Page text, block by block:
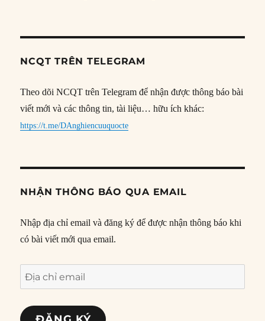
NCQT TRÊN TELEGRAM
Theo dõi NCQT trên Telegram để nhận được thông báo bài
viết mới và các thông tin, tài liệu… hữu ích khác:
https://t.me/DAnghiencuuquocte
NHẬN THÔNG BÁO QUA EMAIL
Nhập địa chỉ email và đăng ký để được nhận thông báo khi
có bài viết mới qua email.
Địa
chỉ
email